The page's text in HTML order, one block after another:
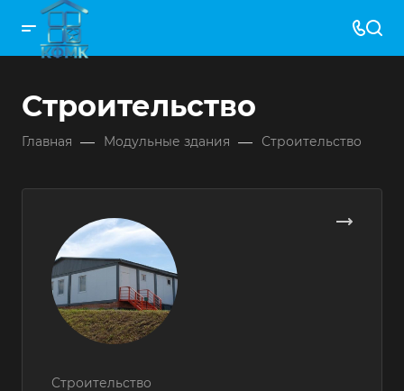
Строительство
Главная — Модульные здания — Строительство
Строительство